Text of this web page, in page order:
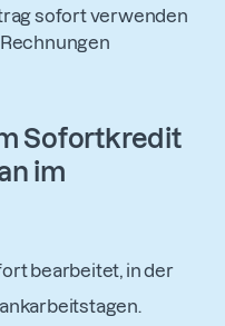
sofort verwenden
Sofortkredit
im
bearbeitet, in der